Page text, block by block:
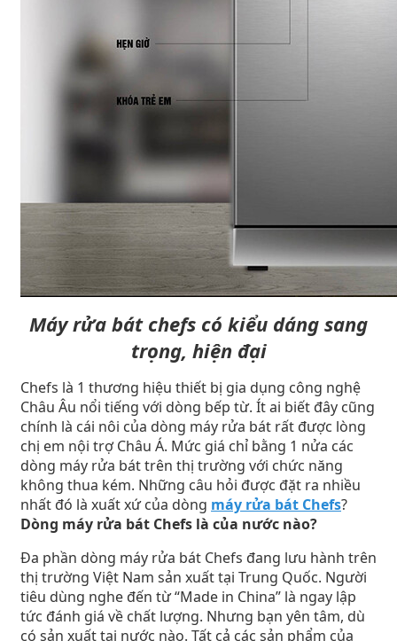
Máy rửa bát chefs có kiểu dáng sang
trọng, hiện đại
Chefs là 1 thương hiệu thiết bị gia dụng công nghệ
Châu Âu nổi tiếng với dòng bếp từ. Ít ai biết đây cũng
chính là cái nôi của dòng máy rửa bát rất được lòng
chị em nội trợ Châu Á. Mức giá chỉ bằng 1 nửa các
dòng máy rửa bát trên thị trường với chức năng
không thua kém. Những câu hỏi được đặt ra nhiều
nhất đó là xuất xứ của dòng máy rửa bát Chefs?
Dòng máy rửa bát Chefs là của nước nào?
Đa phần dòng máy rửa bát Chefs đang lưu hành trên
thị trường Việt Nam sản xuất tại Trung Quốc. Người
tiêu dùng nghe đến từ “Made in China” là ngay lập
tức đánh giá về chất lượng. Nhưng bạn yên tâm, dù
có sản xuất tại nước nào. Tất cả các sản phẩm của